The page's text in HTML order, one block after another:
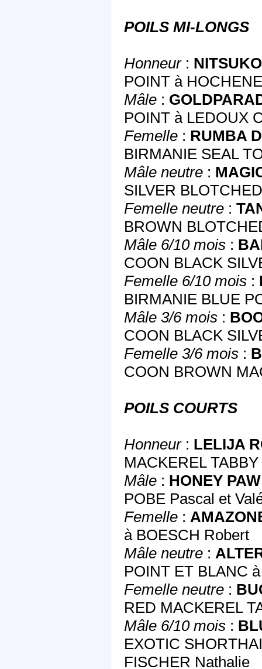
POILS MI-LONGS
Honneur:
POINT à
Mâle :
POINT à LEDOUX
Femelle : RUMBA
BIRMANIE SEAL
Mâle neutre :
SILVER
Femelle neutre :
BROWN
Mâle 6/10 mois :
COON BLACK
Femelle 6/10 mois :
BIRMANIE BLUE
Mâle 3/6 mois :
COON BLACK
Femelle 3/6 mois :
COON BROWN
POILS COURTS
Honneur: LELIJA
MACKEREL
Mâle : HONEY
POBE Pascal et
Femelle :
à BOESCH Robert
Mâle neutre :
POINT ET BLANC
Femelle neutre :
RED MACKEREL
Mâle 6/10 mois :
EXOTIC
FISCHER Nathalie